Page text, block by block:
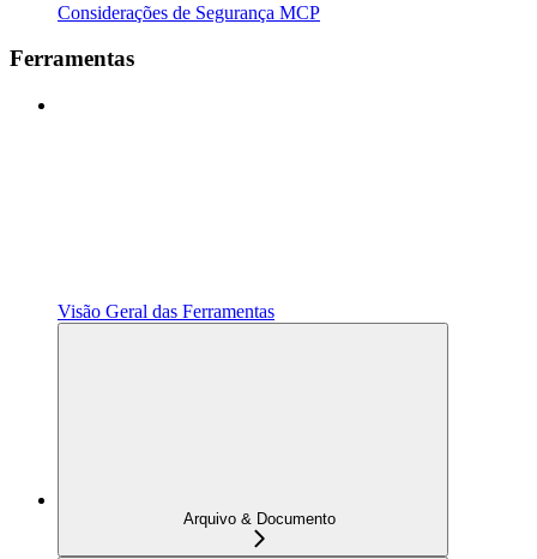
Considerações de Segurança MCP
Ferramentas
Visão Geral das Ferramentas
Arquivo & Documento